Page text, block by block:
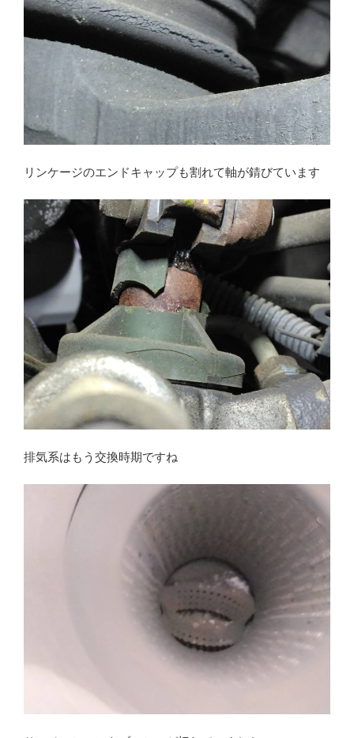
リンケージのエンドキャップも割れて軸が錆びています
排気系はもう交換時期ですね